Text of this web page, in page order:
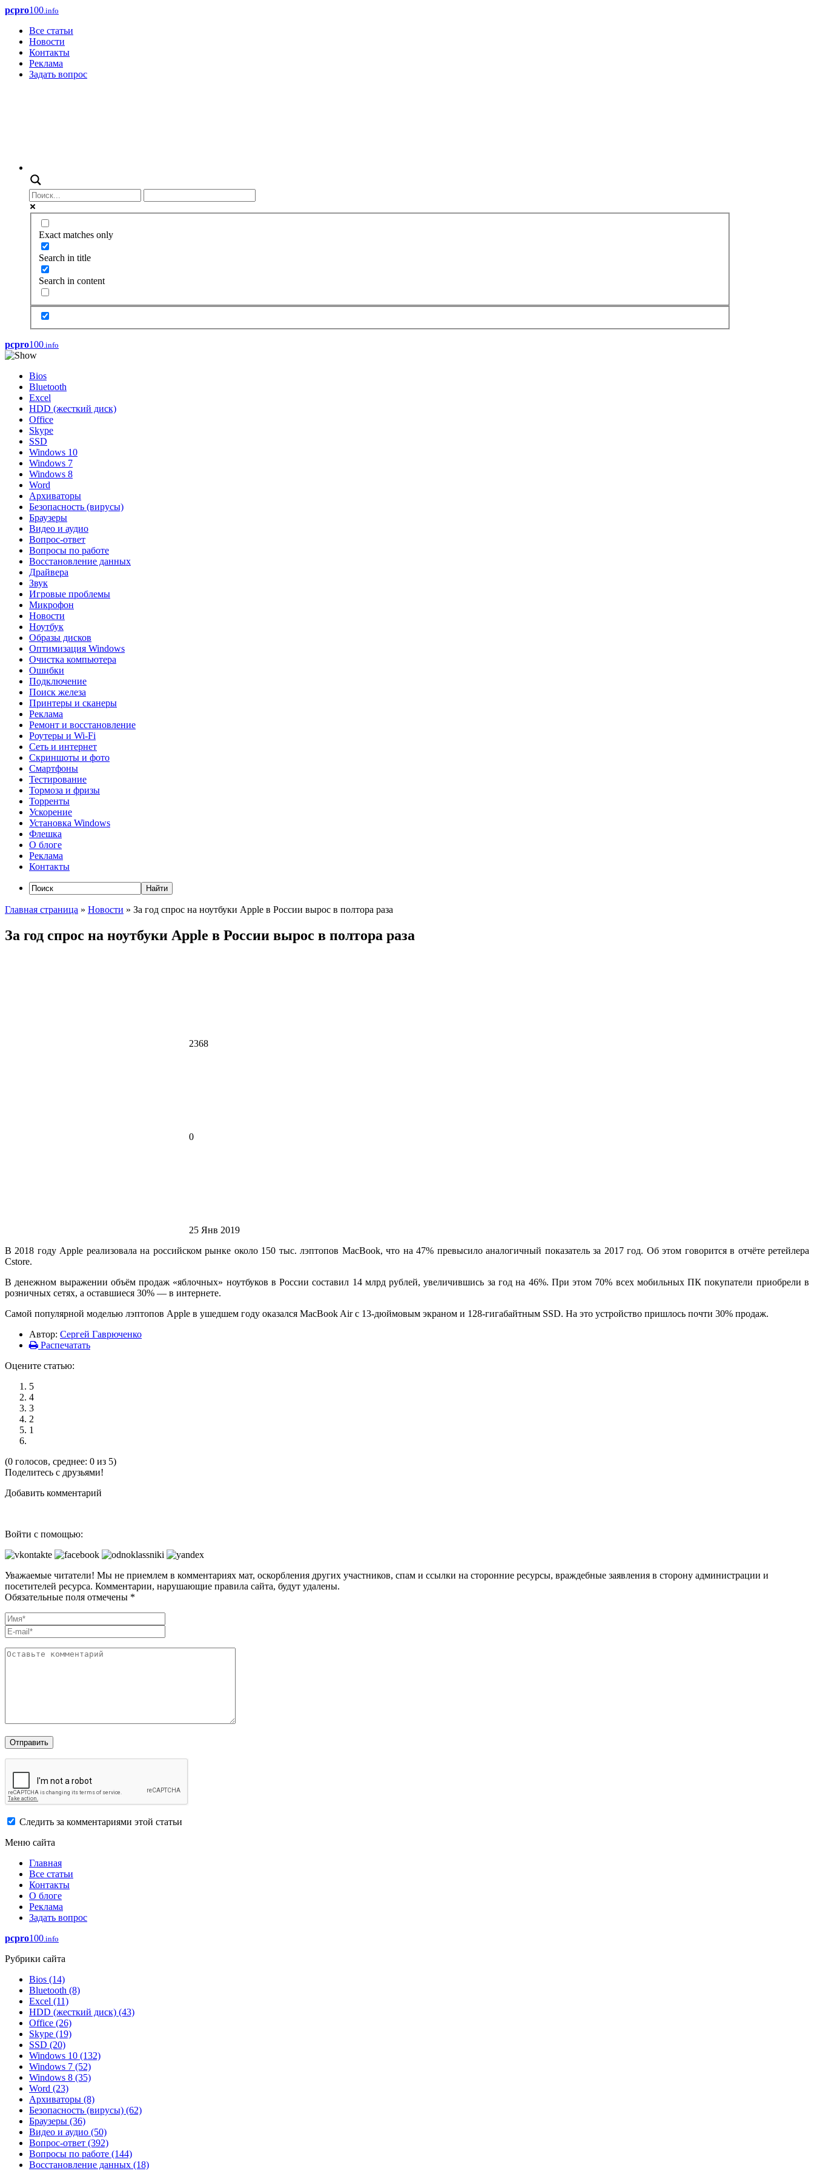
pcpro100.info
Все статьи
Новости
Контакты
Реклама
Задать вопрос
Exact matches only
Search in title
Search in content
pcpro100.info
Bios
Bluetooth
Excel
HDD (жесткий диск)
Office
Skype
SSD
Windows 10
Windows 7
Windows 8
Word
Архиваторы
Безопасность (вирусы)
Браузеры
Видео и аудио
Вопрос-ответ
Вопросы по работе
Восстановление данных
Драйвера
Звук
Игровые проблемы
Микрофон
Новости
Ноутбук
Образы дисков
Оптимизация Windows
Очистка компьютера
Ошибки
Подключение
Поиск железа
Принтеры и сканеры
Реклама
Ремонт и восстановление
Роутеры и Wi-Fi
Сеть и интернет
Скриншоты и фото
Смартфоны
Тестирование
Тормоза и фризы
Торренты
Ускорение
Установка Windows
Флешка
О блоге
Реклама
Контакты
Главная страница » Новости » За год спрос на ноутбуки Apple в России вырос в полтора раза
За год спрос на ноутбуки Apple в России вырос в полтора раза
2368
0
25 Янв 2019
В 2018 году Apple реализовала на российском рынке около 150 тыс. лэптопов MacBook, что на 47% превысило аналогичный показатель за 2017 год. Об этом говорится в отчёте ретейлера
Cstore.
В денежном выражении объём продаж «яблочных» ноутбуков в России составил 14 млрд рублей, увеличившись за год на 46%. При этом 70% всех мобильных ПК покупатели приобрели в
розничных сетях, а оставшиеся 30% — в интернете.
Самой популярной моделью лэптопов Apple в ушедшем году оказался MacBook Air с 13-дюймовым экраном и 128-гигабайтным SSD. На это устройство пришлось почти 30% продаж.
Автор: Сергей Гаврюченко
Распечатать
Оцените статью:
5
4
3
2
1
(0 голосов, среднее: 0 из 5)
Поделитесь с друзьями!
Добавить комментарий
Войти с помощью:
Уважаемые читатели! Мы не приемлем в комментариях мат, оскорбления других участников, спам и ссылки на сторонние ресурсы, враждебные заявления в сторону администрации и
посетителей ресурса. Комментарии, нарушающие правила сайта, будут удалены.
Обязательные поля отмечены *
Следить за комментариями этой статьи
Меню сайта
Главная
Все статьи
Контакты
О блоге
Реклама
Задать вопрос
pcpro100.info
Рубрики сайта
Bios (14)
Bluetooth (8)
Excel (11)
HDD (жесткий диск) (43)
Office (26)
Skype (19)
SSD (20)
Windows 10 (132)
Windows 7 (52)
Windows 8 (35)
Word (23)
Архиваторы (8)
Безопасность (вирусы) (62)
Браузеры (36)
Видео и аудио (50)
Вопрос-ответ (392)
Вопросы по работе (144)
Восстановление данных (18)